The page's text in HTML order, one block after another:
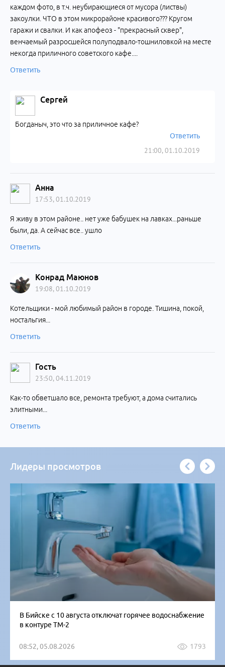
каждом фото, в т.ч. неубирающиеся от мусора (листвы)
закоулки. ЧТО в этом микрорайоне красивого??? Кругом
гаражи и свалки. И как апофеоз - "прекрасный сквер",
венчаемый разросшейся полуподвало-тошниловкой на месте
некогда приличного советского кафе....
Ответить
Сергей
21:00, 01.10.2019
Богданыч, это что за приличное кафе?
Ответить
Анна
17:53, 01.10.2019
Я живу в этом районе.. нет уже бабушек на лавках...раньше
были, да. А сейчас все.. ушло
Ответить
Конрад Маюнов
19:08, 01.10.2019
Котельщики - мой любимый район в городе. Тишина, покой,
ностальгия...
Ответить
Гость
23:50, 04.11.2019
Как-то обветшало все, ремонта требуют, а дома считались
элитными...
Ответить
Лидеры просмотров
В Бийске с 10 августа отключат горячее водоснабжение
в контуре ТМ-2
08:52, 05.08.2026 1793